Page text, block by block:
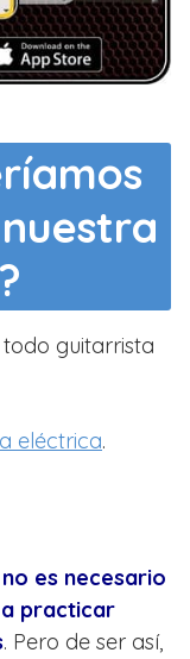
guitarrista
eléctrica.
no es necesario
practicar
. Pero de ser así,